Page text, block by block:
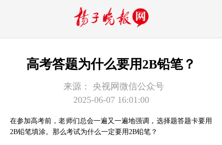
高考答题为什么要用2B铅笔？
来源：
央视网微信公众号
2025-06-07 16:01:00
在参加高考前，老师们总会一遍又一遍地强调，选择题答题卡要用
2B铅笔填涂。那么考试为什么一定要用2B铅笔？